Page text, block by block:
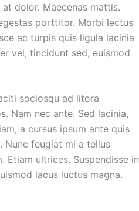
dolor. Maecenas mattis.
porttitor. Morbi lectus
ac turpis quis ligula lacinia
vel, tincidunt sed, euismod
sociosqu ad litora
Nam nec ante. Sed lacinia,
a cursus ipsum ante quis
Nunc feugiat mi a tellus
Etiam ultrices. Suspendisse in
lacus luctus magna.